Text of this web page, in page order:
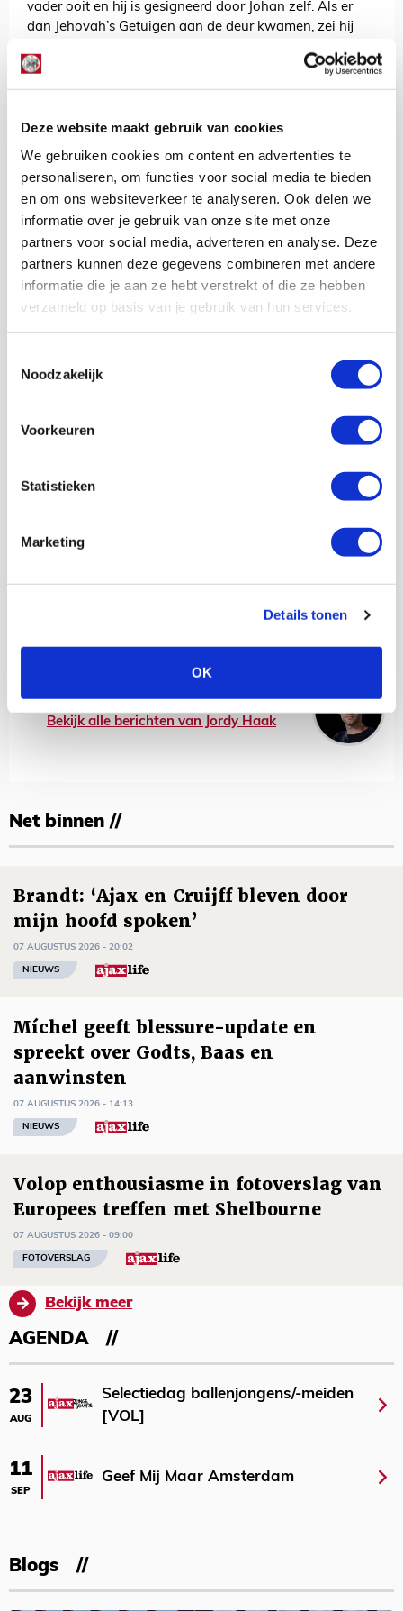
Deze website maakt gebruik van cookies
We gebruiken cookies om content en advertenties te
personaliseren, om functies voor social media te bieden
en om ons websiteverkeer te analyseren. Ook delen we
informatie over je gebruik van onze site met onze
partners voor social media, adverteren en analyse. Deze
partners kunnen deze gegevens combineren met andere
informatie die je aan ze hebt verstrekt of die ze hebben
verzameld op basis van je gebruik van hun services.
Noodzakelijk
Voorkeuren
Statistieken
Marketing
Details tonen
OK
vader ooit en hij is gesigneerd door Johan zelf. Als er
dan Jehovah’s Getuigen aan de deur kwamen, zei hij
hij naar de tekening en konden ze letterlijk zien op wie
hij doelde. Dus ja, Johan Cruijff blijft altijd wel een rol in
Dan kunnen we wel concluderen dat Johan gelijk had
toen hij stelde dat hij in zekere zin onsterfelijk is…
“Voor mij geldt dat sowieso. Honderd procent.”
Jordy Haak
Bekijk alle berichten van Jordy Haak
Net binnen //
Brandt: ‘Ajax en Cruijff bleven door
mijn hoofd spoken’
07 AUGUSTUS 2026 - 20:02
NIEUWS
Míchel geeft blessure-update en
spreekt over Godts, Baas en
aanwinsten
07 AUGUSTUS 2026 - 14:13
NIEUWS
Volop enthousiasme in fotoverslag van
Europees treffen met Shelbourne
07 AUGUSTUS 2026 - 09:00
FOTOVERSLAG
Bekijk meer
AGENDA
23
AUG
Selectiedag ballenjongens/-meiden
[VOL]
11
SEP
Geef Mij Maar Amsterdam
Blogs